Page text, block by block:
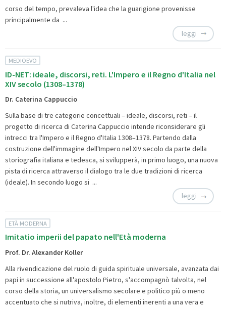
corso del tempo, prevaleva l'idea che la guarigione provenisse
principalmente da ...
leggi
MEDIOEVO
ID-NET: ideale, discorsi, reti. L'Impero e il Regno d'Italia nel
XIV secolo (1308–1378)
Dr. Caterina Cappuccio
Sulla base di tre categorie concettuali – ideale, discorsi, reti – il
progetto di ricerca di Caterina Cappuccio intende riconsiderare gli
intrecci tra l'Impero e il Regno d'Italia 1308–1378. Partendo dalla
costruzione dell'immagine dell'Impero nel XIV secolo da parte della
storiografia italiana e tedesca, si svilupperà, in primo luogo, una nuova
pista di ricerca attraverso il dialogo tra le due tradizioni di ricerca
(ideale). In secondo luogo si ...
leggi
ETÀ MODERNA
Imitatio imperii del papato nell'Età moderna
Prof. Dr. Alexander Koller
Alla rivendicazione del ruolo di guida spirituale universale, avanzata dai
papi in successione all'apostolo Pietro, s'accompagnò talvolta, nel
corso della storia, un universalismo secolare e politico più o meno
accentuato che si nutriva, inoltre, di elementi inerenti a una vera e